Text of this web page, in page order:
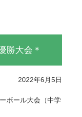
勝大会＊
2022年6月5日
ボール大会（中学